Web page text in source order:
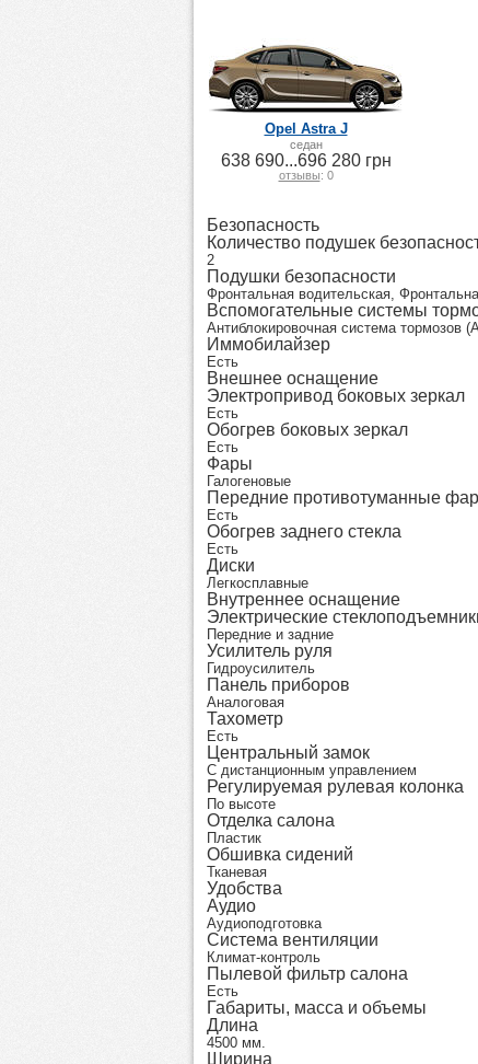
Opel Astra J
седан
638 690...696 280 грн
отзывы: 0
Безопасность
Количество подушек
2
Подушки безопасности
Фронтальная водительская,
Вспомогательные системы
Антиблокировочная система тормозов
Иммобилайзер
Есть
Внешнее оснащение
Электропривод боковых зеркал
Есть
Обогрев боковых зеркал
Есть
Фары
Галогеновые
Передние противотуманные
Есть
Обогрев заднего стекла
Есть
Диски
Легкосплавные
Внутреннее оснащение
Электрические
Передние и задние
Усилитель руля
Гидроусилитель
Панель приборов
Аналоговая
Тахометр
Есть
Центральный замок
С дистанционным управлением
Регулируемая рулевая колонка
По высоте
Отделка салона
Пластик
Обшивка сидений
Тканевая
Удобства
Аудио
Аудиоподготовка
Система вентиляции
Климат-контроль
Пылевой фильтр салона
Есть
Габариты, масса и объемы
Длина
4500 мм.
Ширина